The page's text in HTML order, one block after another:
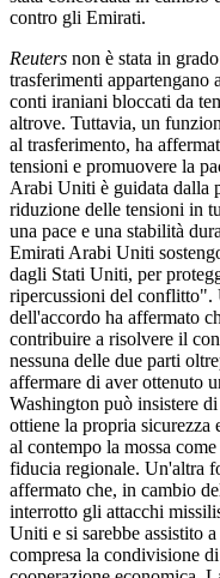
contro gli Emirati.
Reuters non è stata in
trasferimenti
conti iraniani bloccati da
altrove. Tuttavia, un
al trasferimento, ha
tensioni e promuovere la
Arabi Uniti è guidata dalla
riduzione delle tensioni in
una pace e una stabilità
Emirati Arabi Uniti
dagli Stati Uniti, per
ripercussioni del conflitto".
dell'accordo ha affermato
contribuire a risolvere il
nessuna delle due parti
affermare di aver ottenuto
Washington può insistere
ottiene la propria sicurezza
al contempo la mossa
fiducia regionale. Un'altra
affermato che, in cambio
interrotto gli attacchi
Uniti e si sarebbe assistito
compresa la condivisione